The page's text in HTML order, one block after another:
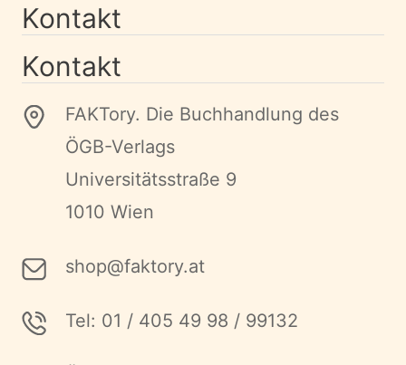
Kontakt
Kontakt
FAKTory. Die Buchhandlung des
ÖGB-Verlags
Universitätsstraße 9
1010 Wien
shop@faktory.at
Tel: 01 / 405 49 98 / 99132